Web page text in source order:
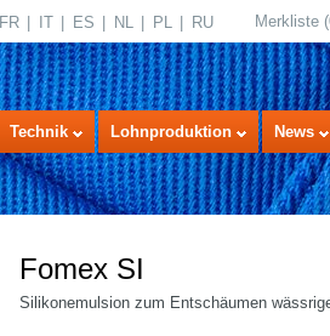
FR IT ES NL PL RU Merkliste (
Technik Lohnproduktion News
Fomex SI
Silikonemulsion zum Entschäumen